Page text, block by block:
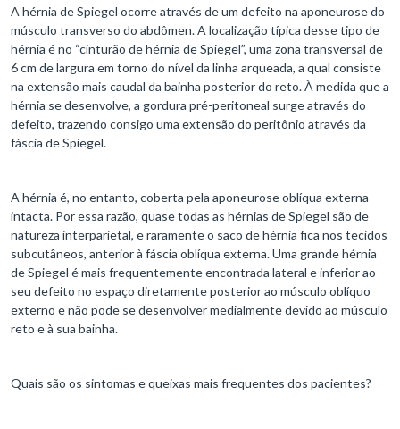
A hérnia de Spiegel ocorre através de um defeito na aponeurose do
músculo transverso do abdômen. A localização típica desse tipo de
hérnia é no “cinturão de hérnia de Spiegel”, uma zona transversal de
6 cm de largura em torno do nível da linha arqueada, a qual consiste
na extensão mais caudal da bainha posterior do reto. À medida que a
hérnia se desenvolve, a gordura pré-peritoneal surge através do
defeito, trazendo consigo uma extensão do peritônio através da
fáscia de Spiegel.
A hérnia é, no entanto, coberta pela aponeurose oblíqua externa
intacta. Por essa razão, quase todas as hérnias de Spiegel são de
natureza interparietal, e raramente o saco de hérnia fica nos tecidos
subcutâneos, anterior à fáscia oblíqua externa. Uma grande hérnia
de Spiegel é mais frequentemente encontrada lateral e inferior ao
seu defeito no espaço diretamente posterior ao músculo oblíquo
externo e não pode se desenvolver medialmente devido ao músculo
reto e à sua bainha.
Quais são os sintomas e queixas mais frequentes dos pacientes?